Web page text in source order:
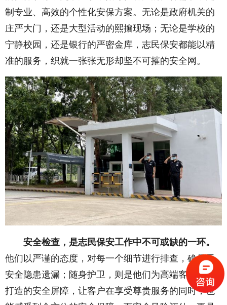
制专业、高效的个性化安保方案。无论是政府机关的
庄严大门，还是大型活动的熙攘现场；无论是学校的
宁静校园，还是银行的严密金库，志民保安都能以精
准的服务，织就一张张无形却坚不可摧的安全网。
安全检查，是志民保安工作中不可或缺的一环。
他们以严谨的态度，对每一个细节进行排查，确保无
安全隐患遗漏；随身护卫，则是他们为高端客户量身
打造的安全屏障，让客户在享受尊贵服务的同时，也